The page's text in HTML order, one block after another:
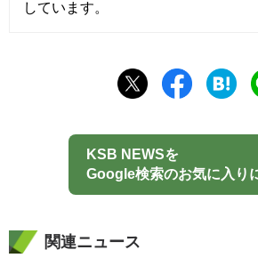
しています。
KSB NEWSを
Google検索のお気に入り
関連ニュース